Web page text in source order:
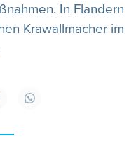
In Flandern
Krawallmacher im